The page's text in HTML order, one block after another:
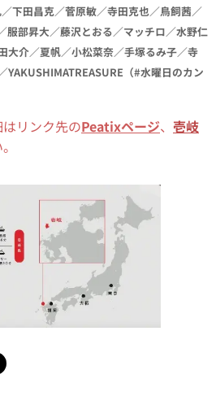
下田昌克／菅原敏／寺田克也／鳥飼茜／
服部昇大／藤沢とおる／マッチロ／水野仁
大介／夏帆‬／小松菜奈‬／手塚るみ子／寺
YAKUSHIMATREASURE（#水曜日のカン
リンク先のPeatixページ、 壱岐